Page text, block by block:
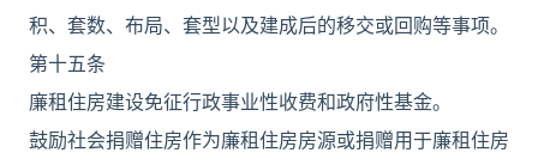
积、套数、布局、套型以及建成后的移交或回购等事项。
第十五条
廉租住房建设免征行政事业性收费和政府性基金。
鼓励社会捐赠住房作为廉租住房房源或捐赠用于廉租住房